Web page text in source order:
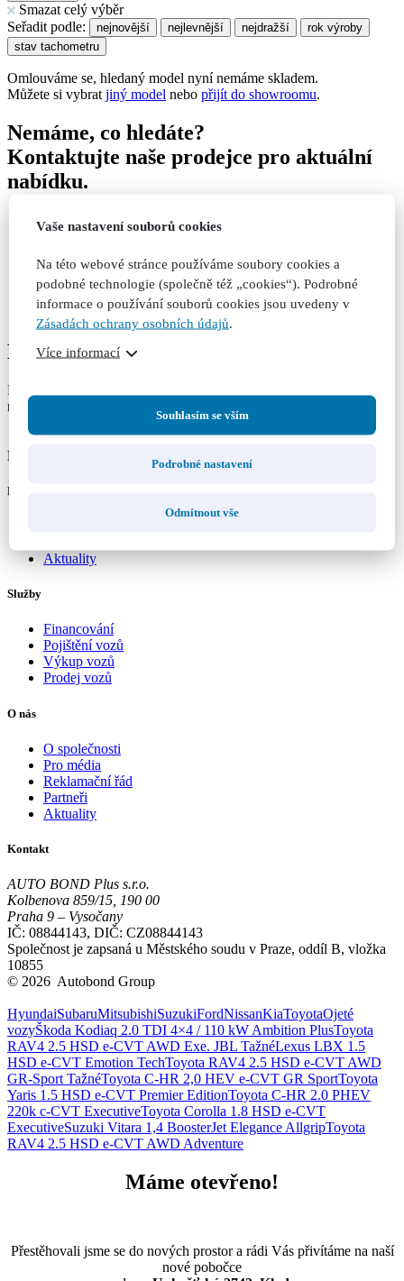
Smazat celý výběr
Seřadit podle:
nejnovější nejlevnější nejdražší
rok výroby
stav tachometru
Omlouváme se, hledaný model nyní nemáme skladem.
Můžete si vybrat jiný model nebo přijít do showroomu.
Nemáme, co hledáte?
Kontaktujte naše prodejce pro aktuální
nabídku.
Pomůžeme vám vybrat vůz vašich přání.
Prohlédnete si další podobné modely.
Newsletter
Pravidelný příděl novinek a akčních nabídek, přímo do Vaší e-
mailové schránky!
Nezávazná poptávka vozu
×
Mapa webu
Aktuality
Služby
Financování
Pojištění vozů
Výkup vozů
Prodej vozů
O nás
O společnosti
Pro média
Reklamační řád
Partneři
Aktuality
Kontakt
AUTO BOND Plus s.r.o.
Kolbenova 859/15, 190 00
Praha 9 – Vysočany
IČ: 08844143, DIČ: CZ08844143
Společnost je zapsaná u Městského soudu v Praze, oddíl B, vložka
10855
© 2026 Autobond Group
HyundaiSubaruMitsubishiSuzukiFordNissanKiaToyotaOjeté
vozyŠkoda Kodiaq 2.0 TDI 4×4 / 110 kW Ambition PlusToyota
RAV4 2.5 HSD e-CVT AWD Exe. JBL TažnéLexus LBX 1.5
HSD e-CVT Emotion TechToyota RAV4 2.5 HSD e-CVT AWD
GR-Sport TažnéToyota C-HR 2,0 HEV e-CVT GR SportToyota
Yaris 1.5 HSD e-CVT Premier EditionToyota C-HR 2.0 PHEV
220k c-CVT ExecutiveToyota Corolla 1.8 HSD e-CVT
ExecutiveSuzuki Vitara 1,4 BoosterJet Elegance AllgripToyota
RAV4 2.5 HSD e-CVT AWD Adventure
Máme otevřeno!
Přestěhovali jsme se do nových prostor a rádi Vás přivítáme na naší
nové pobočce
Vaše nastavení souborů cookies
Na této webové stránce používáme soubory cookies a
podobné technologie (společně též „cookies“). Podrobné
informace o používání souborů cookies jsou uvedeny v
Zásadách ochrany osobních údajů
Více informací
Souhlasím se vším
Podrobné nastavení
Odmítnout vše